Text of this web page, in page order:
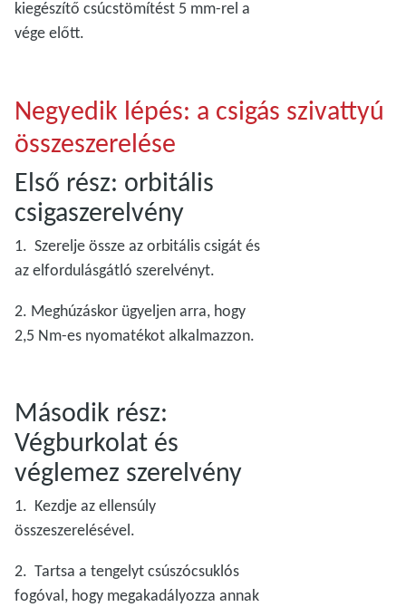
kiegészítő csúcstömítést 5 mm-rel a
vége előtt.
Negyedik lépés: a csigás szivattyú
összeszerelése
Első rész: orbitális
csigaszerelvény
1. Szerelje össze az orbitális csigát és
az elfordulásgátló szerelvényt.
2. Meghúzáskor ügyeljen arra, hogy
2,5 Nm-es nyomatékot alkalmazzon.
Második rész:
Végburkolat és
véglemez szerelvény
1. Kezdje az ellensúly
összeszerelésével.
2. Tartsa a tengelyt csúszócsuklós
fogóval, hogy megakadályozza annak